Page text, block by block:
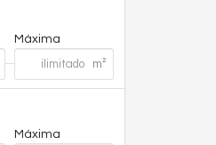
Máxima
Máxima